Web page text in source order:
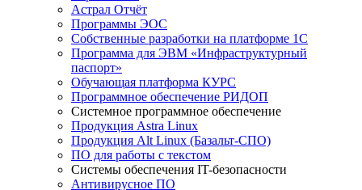
Астрал Отчёт
Программы ЭОС
Собственные разработки на платформе 1С
Программа для ЭВМ «Инфраструктурный
паспорт»
Обучающая платформа КУРС
Программное обеспечение РИДОП
Системное программное обеспечение
Продукция Astra Linux
Продукция Alt Linux (Базальт-СПО)
ПО для работы с текстом
Системы обеспечения IT-безопасности
Антивирусное ПО